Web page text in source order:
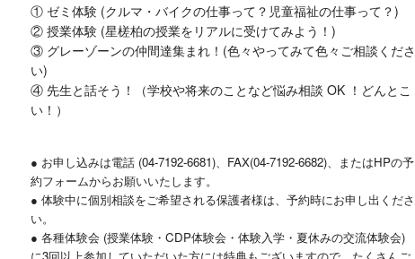
① ゼミ体験 (クルマ・バイクの仕事って？児童福祉の仕事って？)
② 授業体験 (星槎柏の授業をリアルに受けてみよう！)
③ グレーゾーンの仲間達集まれ！(色々やってみて色々ご相談くださ
い)
④ 先生と話そう！（学校や将来のことなど悩み相談 OK ！どんとこ
い！）
● お申し込みは電話 (04-7192-6681)、FAX(04-7192-6682)、またはHPの予
約フォームからお願いいたします。
● 体験中に個別相談をご希望される保護者様は、予約時にお申し出くださ
い。
● 各種体験会 (授業体験・CDP体験会・体験入学・夏休みの交流体験会)